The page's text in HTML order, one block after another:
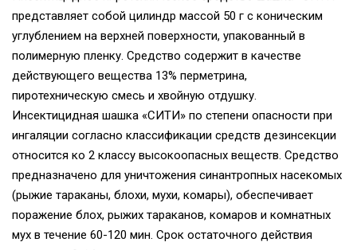
представляет собой цилиндр массой 50 г с коническим
углублением на верхней поверхности, упакованный в
полимерную пленку. Средство содержит в качестве
действующего вещества 13% перметрина,
пиротехническую смесь и хвойную отдушку.
Инсектицидная шашка «СИТИ» по степени опасности при
ингаляции согласно классификации средств дезинсекции
относится ко 2 классу высокоопасных веществ. Средство
предназначено для уничтожения синантропных насекомых
(рыжие тараканы, блохи, мухи, комары), обеспечивает
поражение блох, рыжих тараканов, комаров и комнатных
мух в течение 60-120 мин. Срок остаточного действия